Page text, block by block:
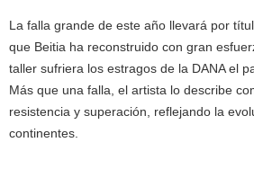
La falla grande de este año llevará por
que Beitia ha reconstruido con gran
taller sufriera los estragos de la DANA el
Más que una falla, el artista lo describe
resistencia y superación, reflejando la
continentes.